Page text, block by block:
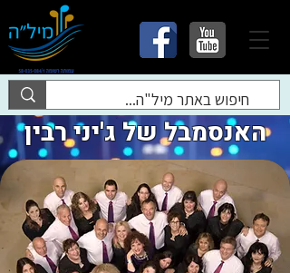
האנסמבל של ג'יני רבין